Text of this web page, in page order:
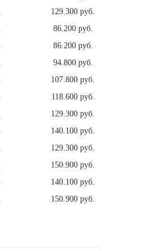
129.300 руб.
86.200 руб.
86.200 руб.
94.800 руб.
107.800 руб.
118.600 руб.
129.300 руб.
140.100 руб.
129.300 руб.
150.900 руб.
140.100 руб.
150.900 руб.